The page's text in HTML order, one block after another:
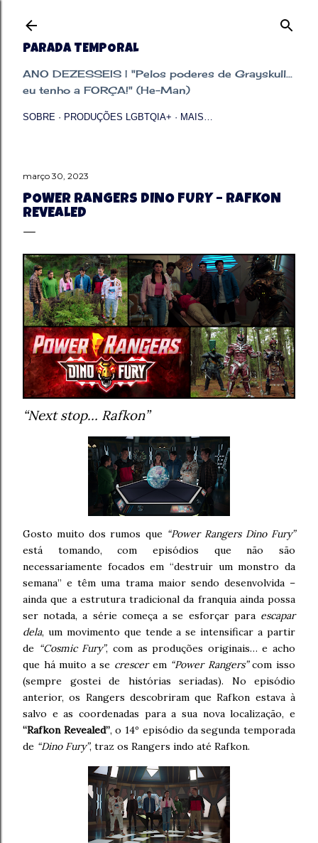
PARADA TEMPORAL
ANO DEZESSEIS | "Pelos poderes de Grayskull...
eu tenho a FORÇA!" (He-Man)
SOBRE PRODUÇÕES LGBTQIA+ MAIS…
março 30, 2023
POWER RANGERS DINO FURY – RAFKON
REVEALED
“Next stop… Rafkon”
Gosto muito dos rumos que “Power Rangers Dino Fury”
está tomando, com episódios que não são
necessariamente focados em “destruir um monstro da
semana” e têm uma trama maior sendo desenvolvida –
ainda que a estrutura tradicional da franquia ainda possa
ser notada, a série começa a se esforçar para escapar
dela, um movimento que tende a se intensificar a partir
de “Cosmic Fury”, com as produções originais… e acho
que há muito a se crescerem “Power Rangers”com isso
(sempre gostei de histórias seriadas). No episódio
anterior, os Rangers descobriram que Rafkon estava à
salvo e as coordenadas para a sua nova localização, e
“Rafkon Revealed”, o 14º episódio da segunda temporada
de “Dino Fury”, traz os Rangers indo até Rafkon.